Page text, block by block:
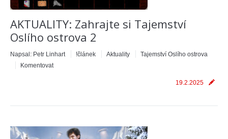
AKTUALITY: Zahrajte si Tajemství
Oslího ostrova 2
Napsal: Petr Linhart !článek Aktuality
Tajemství Oslího ostrova
Komentovat
19.2.2025